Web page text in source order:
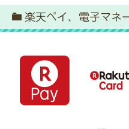
楽天ペイ、電子マネ